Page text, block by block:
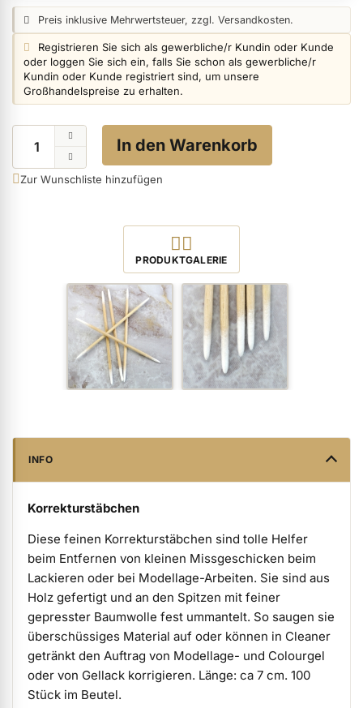
Skintrix anzeigen
Hand- & Körperpflege anzeigen
Füße & Zehenringe anzeigen
Verpackungen & Verkaufshilfen anzeigen
Kundenpräsente anzeigen
Preisangabe:
Preis inklusive Mehrwertsteuer, zzgl. Versandkosten.
Login info:
Registrieren Sie sich als gewerbliche/r Kundin oder Kunde
oder loggen Sie sich ein, falls Sie schon als gewerbliche/r
Kundin oder Kunde registriert sind, um unsere
Großhandelspreise zu erhalten.
In den Warenkorb
Zur Wunschliste hinzufügen
Produktbilder öffnen
PRODUKTGALERIE
INFO
Korrekturstäbchen
Diese feinen Korrekturstäbchen sind tolle Helfer
beim Entfernen von kleinen Missgeschicken beim
Lackieren oder bei Modellage-Arbeiten. Sie sind aus
Holz gefertigt und an den Spitzen mit feiner
gepresster Baumwolle fest ummantelt. So saugen sie
überschüssiges Material auf oder können in Cleaner
getränkt den Auftrag von Modellage- und Colourgel
oder von Gellack korrigieren. Länge: ca 7 cm. 100
Stück im Beutel.